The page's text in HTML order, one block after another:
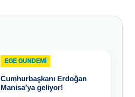
EGE GUNDEMİ
Cumhurbaşkanı Erdoğan
Manisa’ya geliyor!